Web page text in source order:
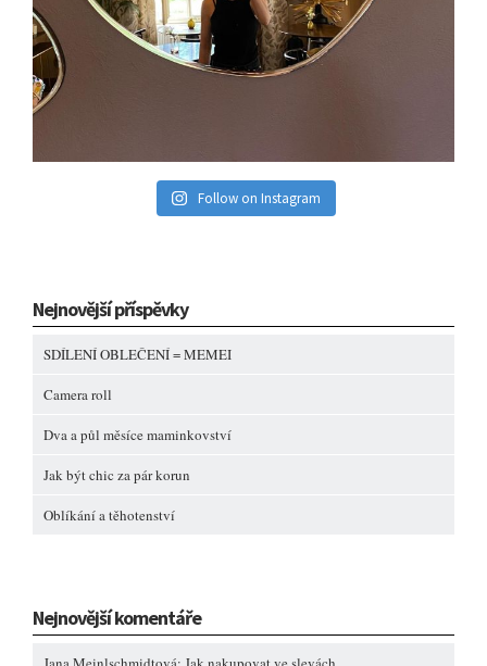
Follow on Instagram
Nejnovější příspěvky
SDÍLENÍ OBLEČENÍ = MEMEI
Camera roll
Dva a půl měsíce maminkovství
Jak být chic za pár korun
Oblíkání a těhotenství
Nejnovější komentáře